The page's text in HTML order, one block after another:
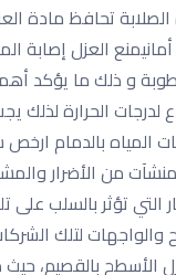
الصلابة تحافظ مادة
أمانيمنع العزل
و ذلك ما يؤكد
لدرجات الحرارة
بالدمام ارخص
من الأضرار
التي تؤثر بالسلب
والواجهات لتلك
الأسطح بالقصيم،